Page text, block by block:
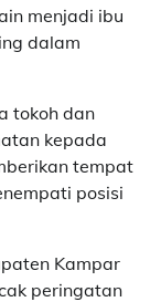
menjadi ibu
dalam
tokoh dan
kepada
tempat
posisi
Kampar
peringatan